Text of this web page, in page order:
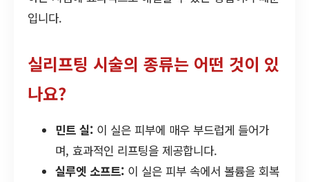
입니다.
실리프팅 시술의 종류는 어떤 것이 있
나요?
민트 실: 이 실은 피부에 매우 부드럽게 들어가
며, 효과적인 리프팅을 제공합니다.
실루엣 소프트: 이 실은 피부 속에서 볼륨을 회복